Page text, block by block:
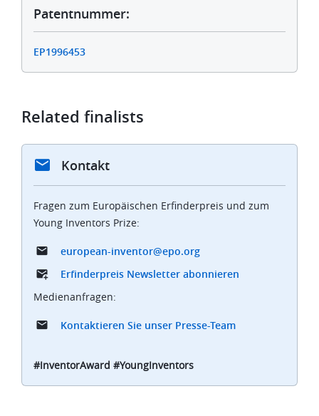
wrap
Patentnummer:
EP1996453
Related finalists
Kontakt
Fragen zum Europäischen Erfinderpreis und zum
Young Inventors Prize:
european-inventor@epo.org
Erfinderpreis Newsletter abonnieren
Medienanfragen:
Kontaktieren Sie unser Presse-Team
#InventorAward #YoungInventors